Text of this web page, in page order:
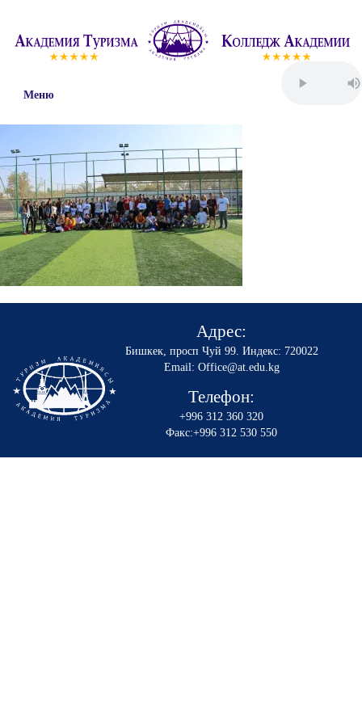
Меню
Адрес:
Бишкек, просп Чуй 99. Индекс: 720022
Email: Office@at.edu.kg
Телефон:
+996 312 360 320
Факс:+996 312 530 550